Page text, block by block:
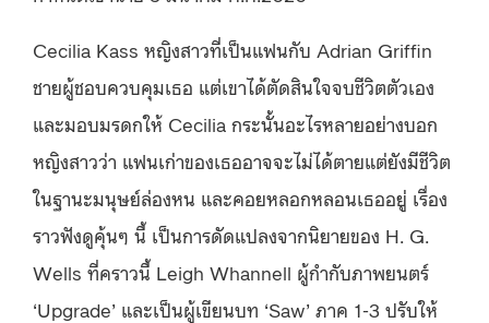
Cecilia Kass หญิงสาวที่เป็นแฟนกับ Adrian Griffin
ชายผู้ชอบควบคุมเธอ แต่เขาได้ตัดสินใจจบชีวิตตัวเอง
และมอบมรดกให้ Cecilia กระนั้นอะไรหลายอย่างบอก
หญิงสาวว่า แฟนเก่าของเธออาจจะไม่ได้ตายแต่ยังมีชีวิต
ในฐานะมนุษย์ล่องหน และคอยหลอกหลอนเธออยู่ เรื่อง
ราวฟังดูคุ้นๆ นี้ เป็นการดัดแปลงจากนิยายของ H. G.
Wells ที่คราวนี้ Leigh Whannell ผู้กำกับภาพยนตร์
‘Upgrade’ และเป็นผู้เขียนบท ‘Saw’ ภาค 1-3 ปรับให้